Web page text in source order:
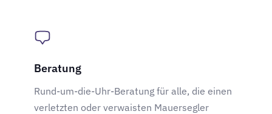
Beratung
Rund-um-die-Uhr-Beratung für alle, die einen
verletzten oder verwaisten Mauersegler